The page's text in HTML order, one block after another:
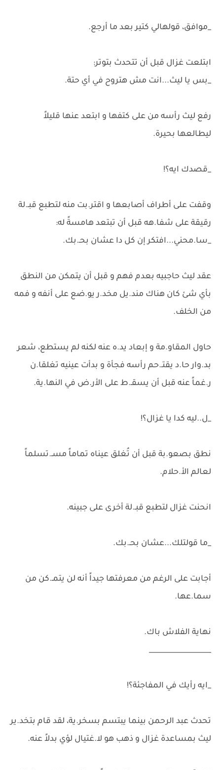
_موافق، قولهالي كتير بعد ما أرجع.
ابتلعت غزال قبل أن تتحدث بتوتر:
_بس يا ليث...انت مش هتروح في أي حتة.
رفع ليث رأسه من على كتفها و ابتعد عنها قليلاً
ليطالعها بحيرة.
_قصدك ايه؟!
وقفت على أطراف أصابعها و اقتر.بت منه لتطبع قبـ.لة
رقيقة على شفا.هه قبل أن تبتعد هامسةً له:
_سا.محني...افتكر إن كل دا عشان بحـ.بك.
عقد ليث حاجبيه بعدم فهم و قبل أن يتمكن من النطق
بأي شئ كان هناك مند.يل مخد.ر يو.ضع على أنفه و فمه
من الخلف.
حاول المقاو.مة و إبعاد يد.ه عنه لكنه لم يستطع، شعر
بد.وار حا.د يقتـ.حم رأسه فجأة و بدأت عينيه تغلقا.ن
ر.غماً عنه قبل أن يسقـ.ط على الأر.ض في النها.ية.
_ل..ليه كدا يا غزال؟!
نطق بصعو.بة قبل أن تُغلق عيناه تماماً مسـ.تسلماً
لعالم الأ.حلام.
انحنت غزال لتطبع قبـ.لة أخرى على جبينه.
_ما قولتلك...عشان بحـ.بك.
أجابت على الرغم من معرفتها جيداً أنه لن يتمـ.كن من
سما.عها.
نهاية الفلاش باك.
__________________
_ايه رأيك في المفاجئة؟!
تحدث عبد الرحمن بينما يبتسم بسخر.ية، لقد قام بتخد.ير
ليث بمساعدة غزال و ذهب هو لا.غتيال لؤي بدلاً عنه.